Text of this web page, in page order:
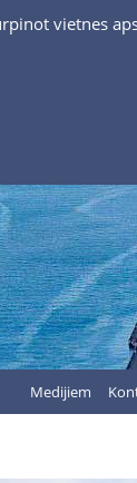
vietnes
Medijiem